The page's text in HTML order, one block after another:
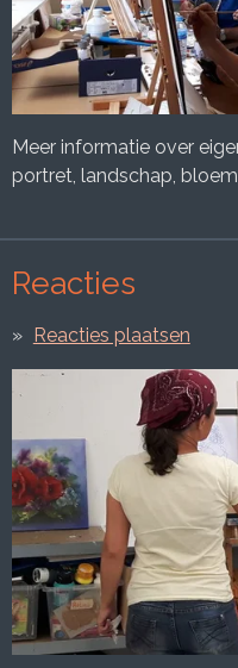
Meer informatie over
portret, landschap,
Reacties
Reacties plaatsen